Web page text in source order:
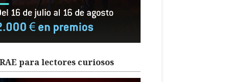
para lectores curiosos